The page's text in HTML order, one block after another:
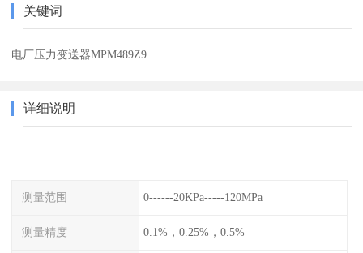
关键词
电厂压力变送器MPM489Z9
详细说明
测量范围 0------20KPa-----120MPa
测量精度 0.1%，0.25%，0.5%